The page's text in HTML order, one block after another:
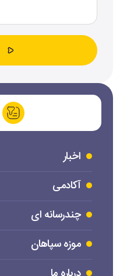
اخبار
آکادمی
چندرسانه ای
موزه سپاهان